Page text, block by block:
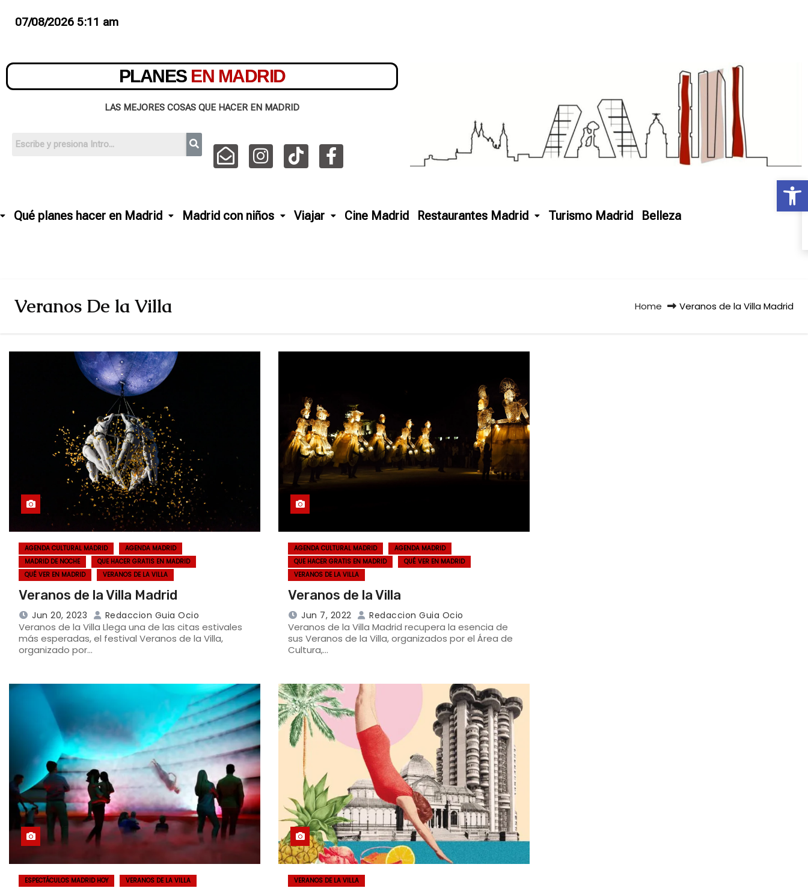
07/08/2026 5:11 am
PLANES EN MADRID
LAS MEJORES COSAS QUE HACER EN MADRID
Qué planes hacer en Madrid Madrid con niños Viajar Cine Madrid Restaurantes Madrid Turismo Madrid Belleza
Veranos De la Villa Home Veranos de la Villa Madrid
AGENDA CULTURAL MADRID
AGENDA MADRID
MADRID DE NOCHE
QUE HACER GRATIS EN MADRID
QUÉ VER EN MADRID
VERANOS DE LA VILLA
Veranos de la Villa Madrid
Jun 20, 2023 Redaccion Guia Ocio
Veranos de la Villa Llega una de las citas estivales
más esperadas, el festival Veranos de la Villa,
organizado por…
AGENDA CULTURAL MADRID
AGENDA MADRID
QUE HACER GRATIS EN MADRID
QUÉ VER EN MADRID
VERANOS DE LA VILLA
Veranos de la Villa
Jun 7, 2022 Redaccion Guia Ocio
Veranos de la Villa Madrid recupera la esencia de
sus Veranos de la Villa, organizados por el Área de
Cultura,…
ESPECTÁCULOS MADRID HOY VERANOS DE LA VILLA VERANOS DE LA VILLA